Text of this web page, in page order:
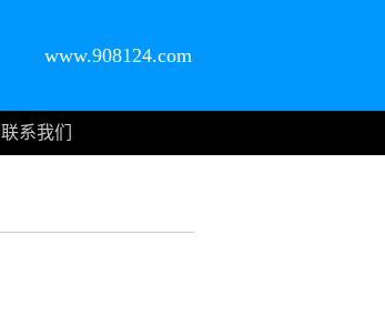
www.908124.com
联系我们